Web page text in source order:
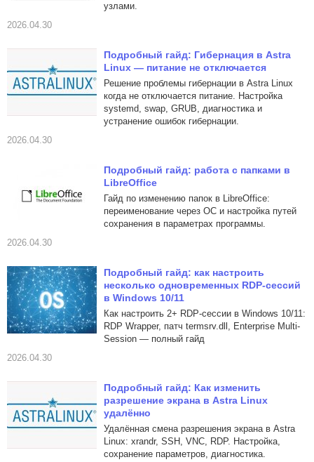
узлами.
2026.04.30
Подробный гайд: Гибернация в Astra
Linux — питание не отключается
Решение проблемы гибернации в Astra Linux
когда не отключается питание. Настройка
systemd, swap, GRUB, диагностика и
устранение ошибок гибернации.
2026.04.30
Подробный гайд: работа с папками в
LibreOffice
Гайд по изменению папок в LibreOffice:
переименование через ОС и настройка путей
сохранения в параметрах программы.
2026.04.30
Подробный гайд: как настроить
несколько одновременных RDP-сессий
в Windows 10/11
Как настроить 2+ RDP-сессии в Windows 10/11:
RDP Wrapper, патч termsrv.dll, Enterprise Multi-
Session — полный гайд
2026.04.30
Подробный гайд: Как изменить
разрешение экрана в Astra Linux
удалённо
Удалённая смена разрешения экрана в Astra
Linux: xrandr, SSH, VNC, RDP. Настройка,
сохранение параметров, диагностика.